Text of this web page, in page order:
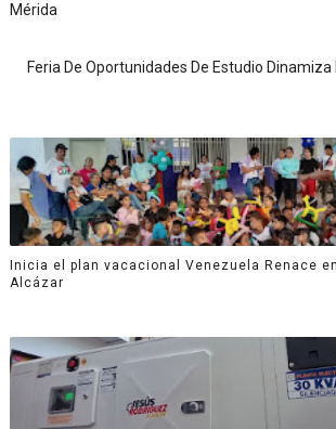
Mérida
Feria De Oportunidades De Estudio
Inicia el plan vacacional Venezuela Renace
Alcázar